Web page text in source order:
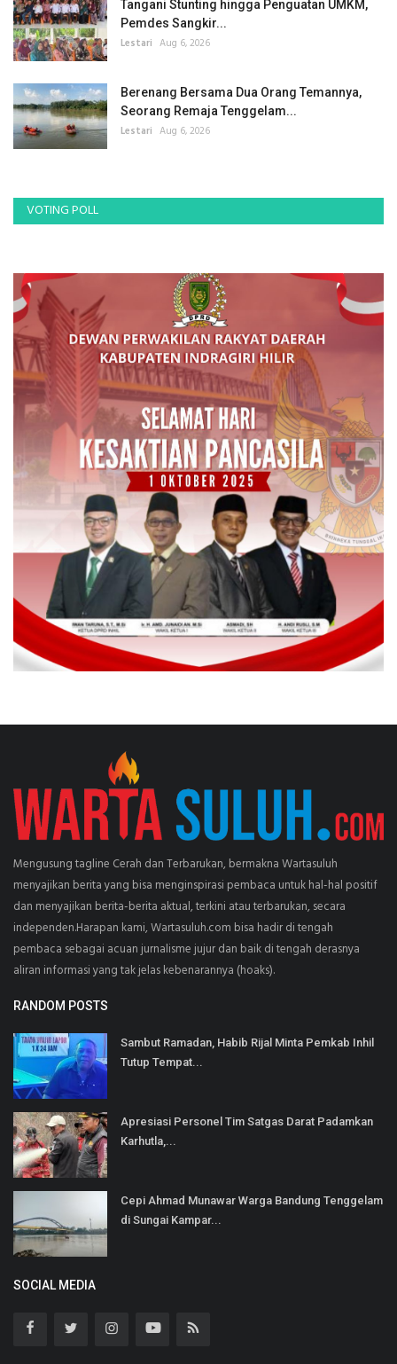
Tangani Stunting hingga Penguatan UMKM,
Pemdes Sangkir...
Lestari Aug 6, 2026
Berenang Bersama Dua Orang Temannya,
Seorang Remaja Tenggelam...
Lestari Aug 6, 2026
VOTING POLL
Mengusung tagline Cerah dan Terbarukan, bermakna Wartasuluh
menyajikan berita yang bisa menginspirasi pembaca untuk hal-hal positif
dan menyajikan berita-berita aktual, terkini atau terbarukan, secara
independen.Harapan kami, Wartasuluh.com bisa hadir di tengah
pembaca sebagai acuan jurnalisme jujur dan baik di tengah derasnya
aliran informasi yang tak jelas kebenarannya (hoaks).
RANDOM POSTS
Sambut Ramadan, Habib Rijal Minta Pemkab Inhil
Tutup Tempat...
Apresiasi Personel Tim Satgas Darat Padamkan
Karhutla,...
Cepi Ahmad Munawar Warga Bandung Tenggelam
di Sungai Kampar...
SOCIAL MEDIA